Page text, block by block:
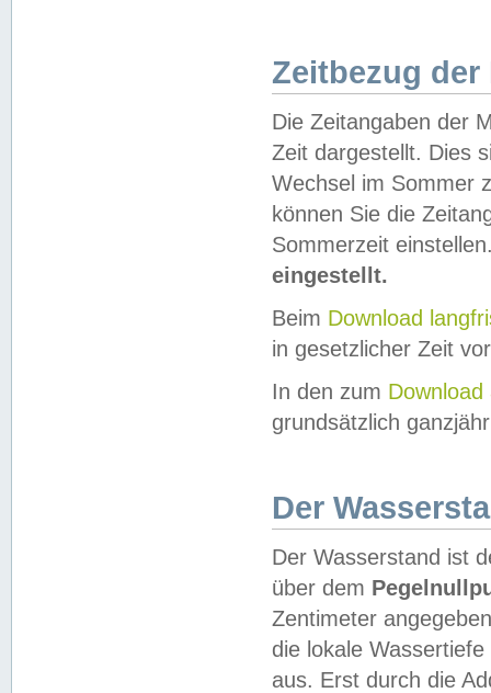
Zeitbezug der
Die Zeitangaben der
Zeit dargestellt. Dies
Wechsel im Sommer
können Sie die
Sommerzeit
eingestellt.
Beim Download
in gesetzlicher Zeit
In den zum Download
grundsätzlich
Der
Der Wasserstand ist
über dem
Zentimeter
die lokale
aus. Erst durch die